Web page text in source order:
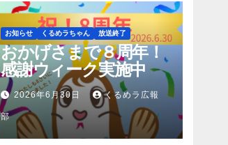
お知らせ くるめラちゃん 放送終了
おかげさまで８周年！
感謝ウィーク実施中
2026年6月30日 くるめラ広報
部